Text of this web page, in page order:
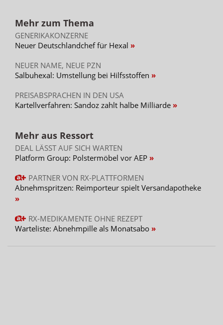
Mehr zum Thema
GENERIKAKONZERNE
Neuer Deutschlandchef für Hexal
NEUER NAME, NEUE PZN
Salbuhexal: Umstellung bei Hilfsstoffen
PREISABSPRACHEN IN DEN USA
Kartellverfahren: Sandoz zahlt halbe Milliarde
Mehr aus Ressort
DEAL LÄSST AUF SICH WARTEN
Platform Group: Polstermöbel vor AEP
PARTNER VON RX-PLATTFORMEN
Abnehmspritzen: Reimporteur spielt Versandapotheke
RX-MEDIKAMENTE OHNE REZEPT
Warteliste: Abnehmpille als Monatsabo